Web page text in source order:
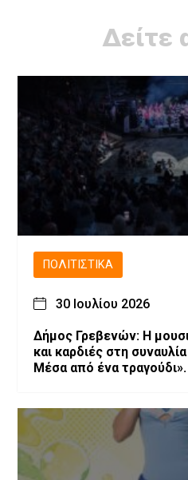
Δείτε
ΠΟΛΙΤΙΣΤΙΚΆ
30 Ιουλίου 2026
Δήμος Γρεβενών: Η
και καρδιές στη
Μέσα από ένα τραγούδι».